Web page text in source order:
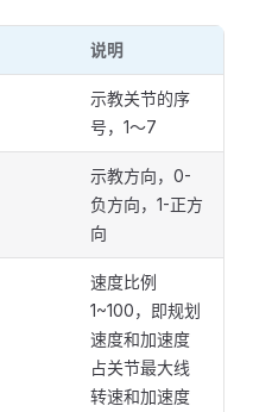
说明
示教关节的序
号，1～7
示教方向，0-
负方向，1-正方
向
速度比例
1~100，即规划
速度和加速度
占关节最大线
转速和加速度